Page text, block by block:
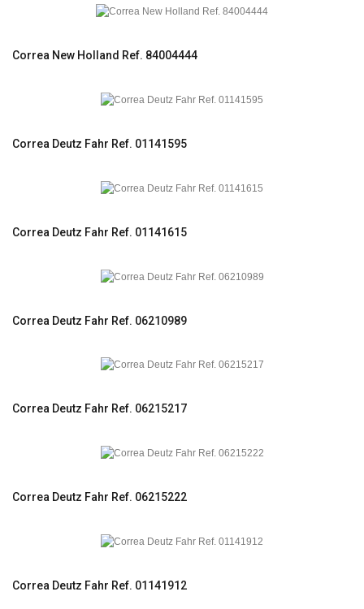
Correa New Holland Ref. 84004444
Correa Deutz Fahr Ref. 01141595
Correa Deutz Fahr Ref. 01141615
Correa Deutz Fahr Ref. 06210989
Correa Deutz Fahr Ref. 06215217
Correa Deutz Fahr Ref. 06215222
Correa Deutz Fahr Ref. 01141912